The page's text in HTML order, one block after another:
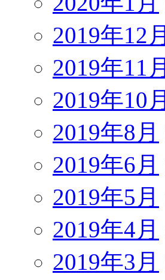
2019年12月
2019年11月
2019年10月
2019年8月
2019年6月
2019年5月
2019年4月
2019年3月